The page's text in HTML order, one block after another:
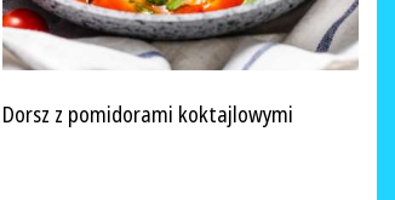
Dorsz z pomidorami koktajlowymi